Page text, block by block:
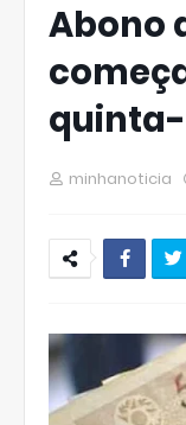
Abono
minhanoticia